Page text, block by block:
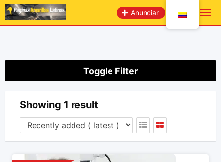
saltar
al
Anunciar
Toggle Filter
Showing 1 result